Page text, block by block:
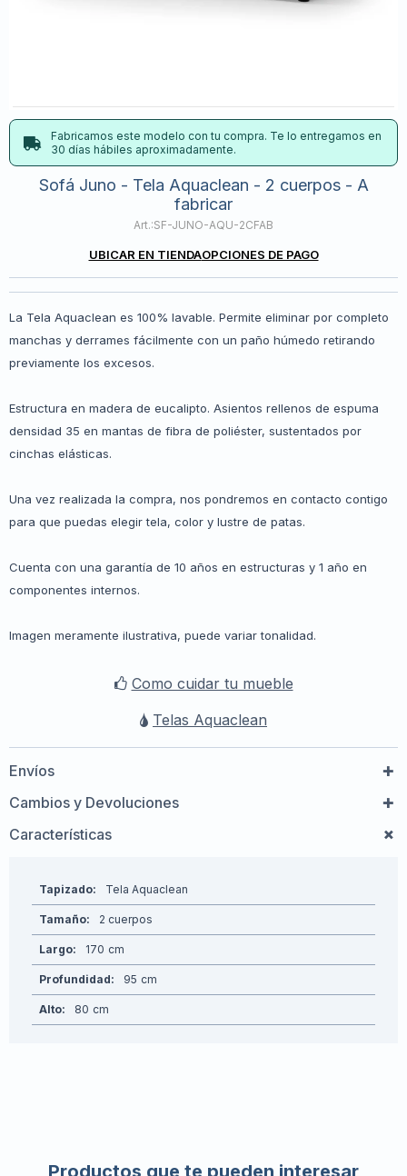
Fabricamos este modelo con tu compra. Te lo entregamos en
30 días hábiles aproximadamente.
Sofá Juno - Tela Aquaclean - 2 cuerpos - A
fabricar
SF-JUNO-AQU-2CFAB
UBICAR EN TIENDAOPCIONES DE PAGO
La Tela Aquaclean es 100% lavable. Permite eliminar por completo
manchas y derrames fácilmente con un paño húmedo retirando
previamente los excesos.
Estructura en madera de eucalipto. Asientos rellenos de espuma
densidad 35 en mantas de fibra de poliéster, sustentados por
cinchas elásticas.
Una vez realizada la compra, nos pondremos en contacto contigo
para que puedas elegir tela, color y lustre de patas.
Cuenta con una garantía de 10 años en estructuras y 1 año en
componentes internos.
Imagen meramente ilustrativa, puede variar tonalidad.
Como cuidar tu mueble
Telas Aquaclean
Envíos
Cambios y Devoluciones
Características
Tapizado Tela Aquaclean
Tamaño 2 cuerpos
Largo 170
Profundidad 95
Alto 80
Productos que te pueden interesar